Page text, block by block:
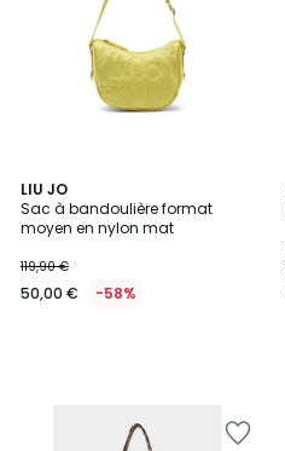
LIU JO
Sac à bandoulière format
moyen en nylon mat
119,90 €
50,00 € -58%